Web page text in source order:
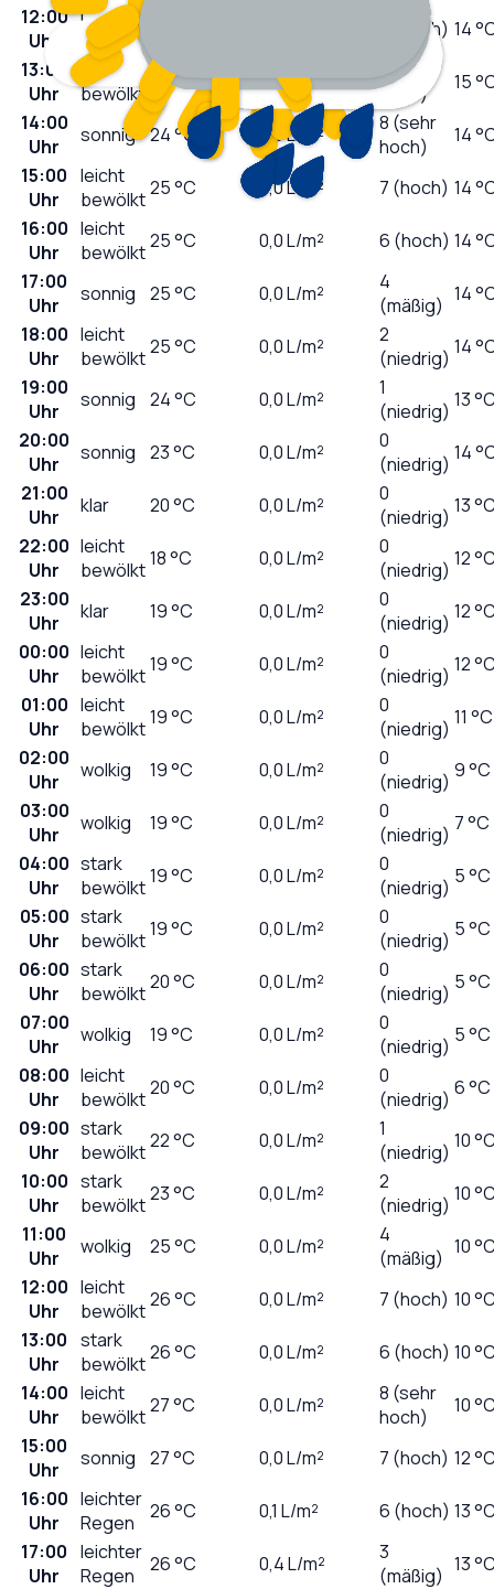
12:00
Uhr
leicht
bewölkt
7 (hoch) 14
13:00
Uhr
leicht
bewölkt
°C 0,0L/m²
8 (sehr
hoch)
15
14:00
Uhr
sonnig 24°C 0,0L/m²
8 (sehr
hoch)
14
15:00
Uhr
leicht
bewölkt25°C 0,0L/m² 7 (hoch) 14
16:00
Uhr
leicht
bewölkt25°C 0,0L/m² 6 (hoch) 14
17:00
Uhr
sonnig 25°C 0,0L/m²
4
(mäßig) 14
18:00
Uhr
leicht
bewölkt25°C 0,0L/m²
2
(niedrig) 14
19:00
Uhr
sonnig 24°C 0,0L/m²
1
(niedrig) 13
20:00
Uhr
sonnig 23°C 0,0L/m²
0
(niedrig) 14
21:00
Uhr
klar 20°C 0,0L/m²
0
(niedrig) 13
22:00
Uhr
leicht
bewölkt18°C 0,0L/m²
0
(niedrig) 12
23:00
Uhr
klar 19°C 0,0L/m²
0
(niedrig) 12
00:00
Uhr
leicht
bewölkt19°C 0,0L/m²
0
(niedrig) 12
01:00
Uhr
leicht
bewölkt19°C 0,0L/m²
0
(niedrig) 11 °C
02:00
Uhr
wolkig 19°C 0,0L/m²
0
(niedrig) 9 °C
03:00
Uhr
wolkig 19°C 0,0L/m²
0
(niedrig) 7 °C
04:00
Uhr
stark
bewölkt19°C 0,0L/m²
0
(niedrig) 5 °C
05:00
Uhr
stark
bewölkt19°C 0,0L/m²
0
(niedrig) 5 °C
06:00
Uhr
stark
bewölkt20°C 0,0L/m²
0
(niedrig) 5 °C
07:00
Uhr
wolkig 19°C 0,0L/m²
0
(niedrig) 5 °C
08:00
Uhr
leicht
bewölkt20°C 0,0L/m²
0
(niedrig) 6 °C
09:00
Uhr
stark
bewölkt22°C 0,0L/m²
1
(niedrig) 10
10:00
Uhr
stark
bewölkt23°C 0,0L/m²
2
(niedrig) 10
11:00
Uhr
wolkig 25°C 0,0L/m²
4
(mäßig) 10
12:00
Uhr
leicht
bewölkt26°C 0,0L/m² 7 (hoch) 10
13:00
Uhr
stark
bewölkt26°C 0,0L/m² 6 (hoch) 10
14:00
Uhr
leicht
bewölkt27°C 0,0L/m²
8 (sehr
hoch)
10
15:00
Uhr
sonnig 27°C 0,0L/m² 7 (hoch) 12
16:00
Uhr
leichter
Regen
26°C 0,1 L/m² 6 (hoch) 13
17:00
Uhr
leichter
Regen
26°C 0,4L/m²
3
(mäßig) 13